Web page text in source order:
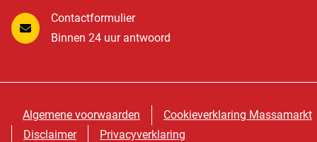
Contactformulier
Binnen 24 uur antwoord
Algemene voorwaarden
Cookieverklaring Massamarkt
Disclaimer
Privacyverklaring